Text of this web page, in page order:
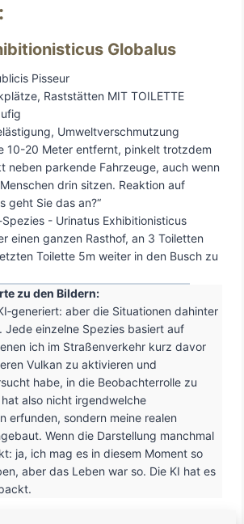
Globalus
Pisseur
Raststätten MIT TOILETTE
Umweltverschmutzung
10-20 Meter entfernt, pinkelt trotzdem
neben parkende Fahrzeuge, auch wenn
drin sitzen. Reaktion auf
geht Sie das an?“
zu den Bildern:
aber die Situationen dahinter
Jede einzelne Spezies basiert auf
ich im Straßenverkehr kurz davor
Vulkan zu aktivieren und
habe, in die Beobachterrolle zu
also nicht irgendwelche
erfunden, sondern meine realen
Wenn die Darstellung manchmal
ja, ich mag es in diesem Moment so
aber das Leben war so. Die KI hat es